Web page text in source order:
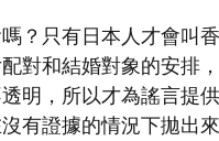
？只有日本人才會叫
對和結婚對象的安排
明，所以才為謠言提
有證據的情況下拋出